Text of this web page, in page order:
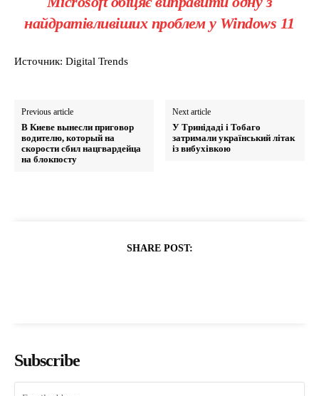
найдратівливіших проблем у Windows 11
Источник: Digital Trends
Previous article
В Киеве вынесли приговор
водителю, который на
скорости сбил нацгвардейца
на блокпосту
Next article
У Тринідаді і Тобаго
затримали український літак
із вибухівкою
SHARE POST:
Subscribe